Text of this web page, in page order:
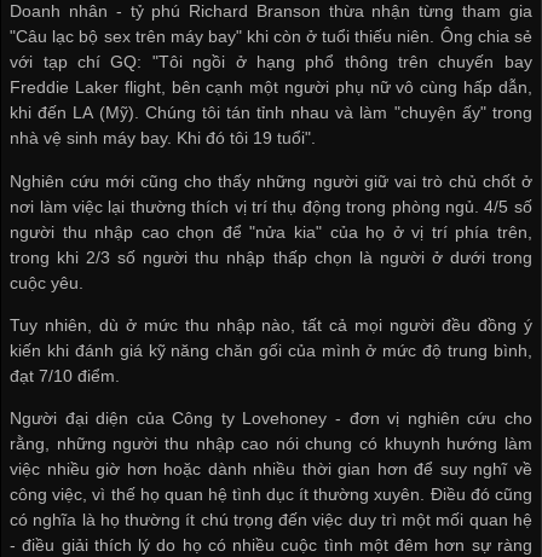
Doanh nhân - tỷ phú Richard Branson thừa nhận từng tham gia
"Câu lạc bộ sex trên máy bay" khi còn ở tuổi thiếu niên. Ông chia sẻ
với tạp chí GQ: "Tôi ngồi ở hạng phổ thông trên chuyến bay
Freddie Laker flight, bên cạnh một người phụ nữ vô cùng hấp dẫn,
khi đến LA (Mỹ). Chúng tôi tán tỉnh nhau và làm "chuyện ấy" trong
nhà vệ sinh máy bay. Khi đó tôi 19 tuổi".
Nghiên cứu mới cũng cho thấy những người giữ vai trò chủ chốt ở
nơi làm việc lại thường thích vị trí thụ động trong phòng ngủ. 4/5 số
người thu nhập cao chọn để "nửa kia" của họ ở vị trí phía trên,
trong khi 2/3 số người thu nhập thấp chọn là người ở dưới trong
cuộc yêu.
Tuy nhiên, dù ở mức thu nhập nào, tất cả mọi người đều đồng ý
kiến khi đánh giá kỹ năng chăn gối của mình ở mức độ trung bình,
đạt 7/10 điểm.
Người đại diện của Công ty Lovehoney - đơn vị nghiên cứu cho
rằng, những người thu nhập cao nói chung có khuynh hướng làm
việc nhiều giờ hơn hoặc dành nhiều thời gian hơn để suy nghĩ về
công việc, vì thế họ quan hệ tình dục ít thường xuyên. Điều đó cũng
có nghĩa là họ thường ít chú trọng đến việc duy trì một mối quan hệ
- điều giải thích lý do họ có nhiều cuộc tình một đêm hơn sự ràng